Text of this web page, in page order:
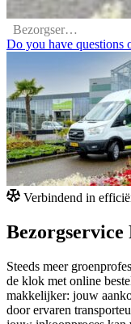
Bezorgservice
Do you have questions
Verbindend in
Bezorgservice
Steeds meer
de klok met online
makkelijker: jouw
door ervaren